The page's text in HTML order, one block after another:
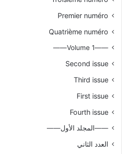
Premier numéro
Quatrième numéro
——Volume 1——
Second issue
Third issue
First issue
Fourth issue
——المجلد الأول——
العدد الثاني